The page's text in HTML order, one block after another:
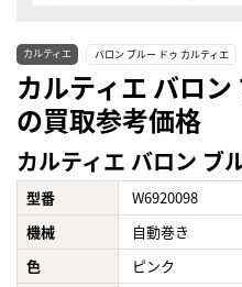
カルティエ バロン ブルー ドゥ カルティエ
カルティエ バロ
の買取参考価格
カルティエ バロン ブ
型番
W6920098
機械
自動巻き
色
ピンク